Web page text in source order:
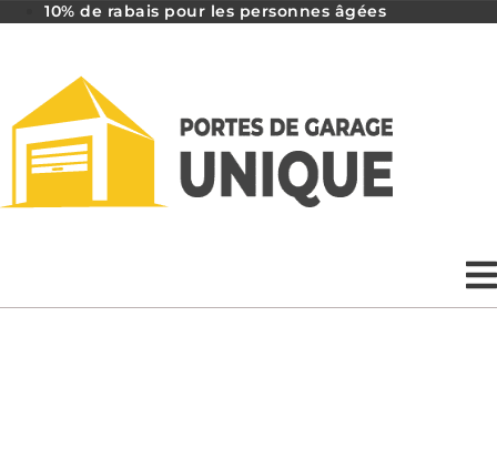
10% de rabais pour les personnes âgées